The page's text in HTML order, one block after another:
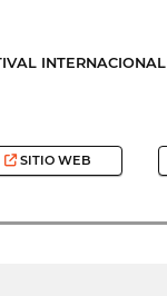
INTERNACIONAL
SITIO WEB